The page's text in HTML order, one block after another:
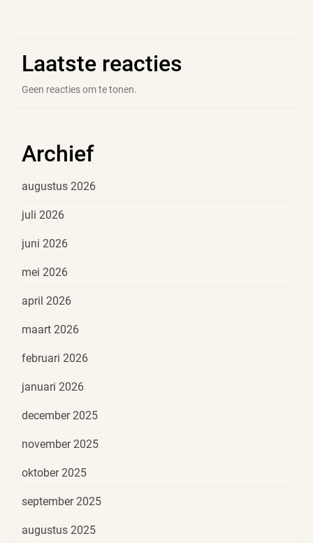
Laatste reacties
Geen reacties om te tonen.
Archief
augustus 2026
juli 2026
juni 2026
mei 2026
april 2026
maart 2026
februari 2026
januari 2026
december 2025
november 2025
oktober 2025
september 2025
augustus 2025